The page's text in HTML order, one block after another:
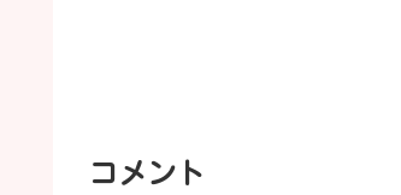
コメント